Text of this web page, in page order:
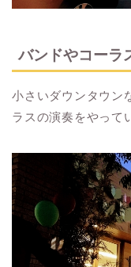
バンドやコーラ
小さいダウンタウン
ラスの演奏をやって